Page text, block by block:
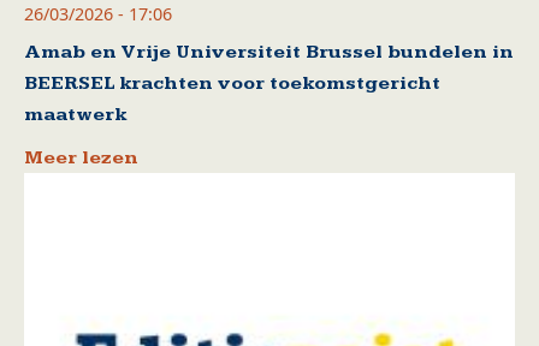
26/03/2026 - 17:06
Amab en Vrije Universiteit Brussel bundelen in
BEERSEL krachten voor toekomstgericht
maatwerk
Meer lezen